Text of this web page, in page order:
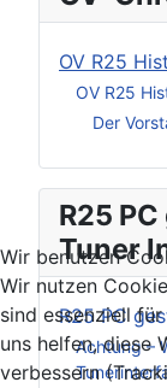
OV R25
OV R25
Der
R25
Tuner
R25 PC
Achtung –
Wir benutzen
Wir nutzen
sind essenziell
uns helfen, diese
verbessern